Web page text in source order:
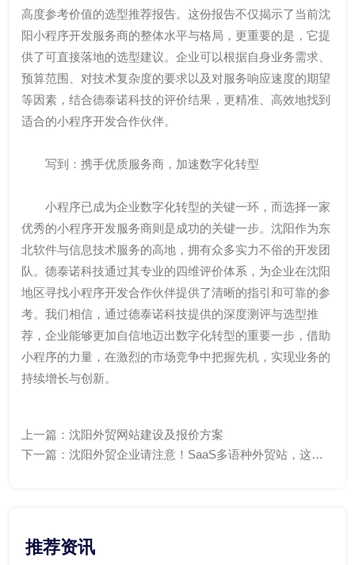
高度参考价值的选型推荐报告。这份报告不仅揭示了当前沈
阳小程序开发服务商的整体水平与格局，更重要的是，它提
供了可直接落地的选型建议。企业可以根据自身业务需求、
预算范围、对技术复杂度的要求以及对服务响应速度的期望
等因素，结合德泰诺科技的评价结果，更精准、高效地找到
适合的小程序开发合作伙伴。
写到：携手优质服务商，加速数字化转型
小程序已成为企业数字化转型的关键一环，而选择一家
优秀的小程序开发服务商则是成功的关键一步。沈阳作为东
北软件与信息技术服务的高地，拥有众多实力不俗的开发团
队。德泰诺科技通过其专业的四维评价体系，为企业在沈阳
地区寻找小程序开发合作伙伴提供了清晰的指引和可靠的参
考。我们相信，通过德泰诺科技提供的深度测评与选型推
荐，企业能够更加自信地迈出数字化转型的重要一步，借助
小程序的力量，在激烈的市场竞争中把握先机，实现业务的
持续增长与创新。
上一篇： 沈阳外贸网站建设及报价方案
下一篇： 沈阳外贸企业请注意！SaaS多语种外贸站，这些
推荐资讯